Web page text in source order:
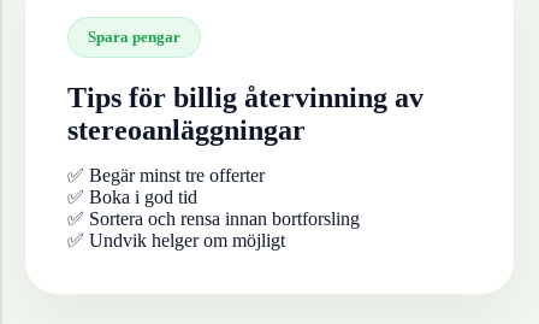
Spara pengar
Tips för billig återvinning av
stereoanläggningar
✅ Begär minst tre offerter
✅ Boka i god tid
✅ Sortera och rensa innan bortforsling
✅ Undvik helger om möjligt